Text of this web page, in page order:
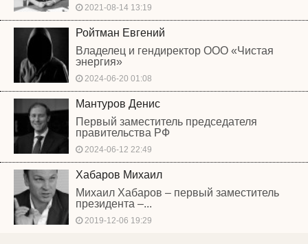
2021-08-14 13:19
Ройтман Евгений
Владелец и гендиректор ООО «Чистая
энергия»
2024-06-20 01:08
Мантуров Денис
Первый заместитель председателя
правительства РФ
2024-06-12 22:49
Хабаров Михаил
Михаил Хабаров – первый заместитель
президента –...
2019-12-06 19:29